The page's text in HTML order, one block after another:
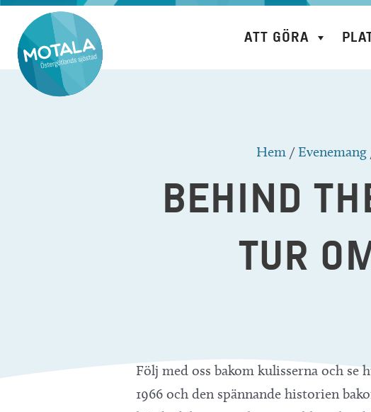
Hoppa
innehåll
ATT GÖRA
Hem /Evenemang
BEHIND
TUR
Följ med oss bakom kulisserna och
1966 och den spännande historien